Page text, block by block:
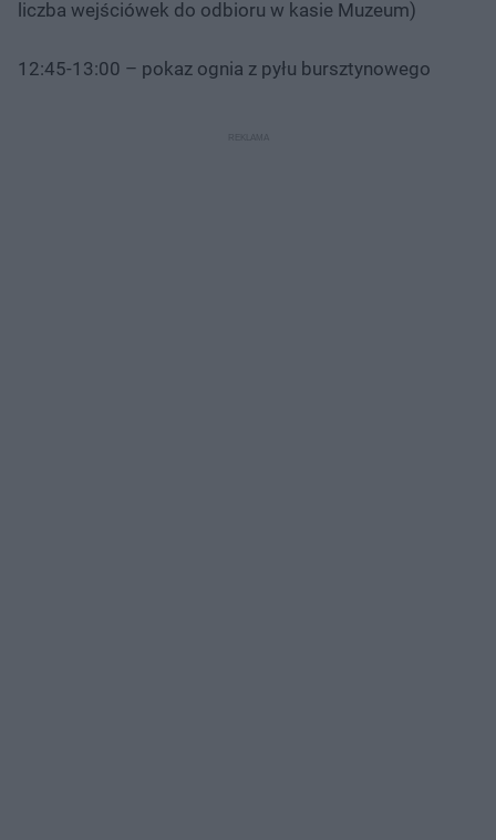
liczba wejściówek do odbioru w kasie Muzeum)
12:45-13:00 – pokaz ognia z pyłu bursztynowego